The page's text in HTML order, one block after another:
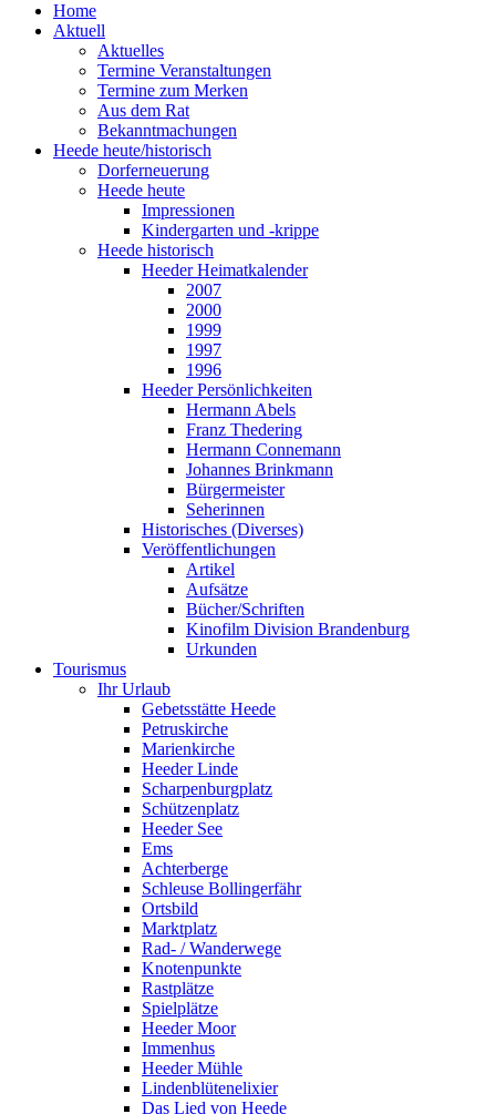
Home
Aktuell
Aktuelles
Termine Veranstaltungen
Termine zum Merken
Aus dem Rat
Bekanntmachungen
Heede heute/historisch
Dorferneuerung
Heede heute
Impressionen
Kindergarten und -krippe
Heede historisch
Heeder Heimatkalender
2007
2000
1999
1997
1996
Heeder Persönlichkeiten
Hermann Abels
Franz Thedering
Hermann Connemann
Johannes Brinkmann
Bürgermeister
Seherinnen
Historisches (Diverses)
Veröffentlichungen
Artikel
Aufsätze
Bücher/Schriften
Kinofilm Division Brandenburg
Urkunden
Tourismus
Ihr Urlaub
Gebetsstätte Heede
Petruskirche
Marienkirche
Heeder Linde
Scharpenburgplatz
Schützenplatz
Heeder See
Ems
Achterberge
Schleuse Bollingerfähr
Ortsbild
Marktplatz
Rad- / Wanderwege
Knotenpunkte
Rastplätze
Spielplätze
Heeder Moor
Immenhus
Heeder Mühle
Lindenblütenelixier
Das Lied von Heede